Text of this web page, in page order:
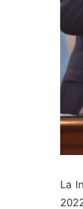
La